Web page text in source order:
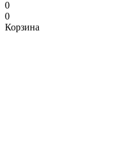
0
0
Корзина